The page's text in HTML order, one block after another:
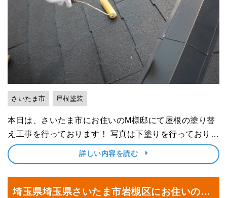
さいたま市 屋根塗装
本日は、さいたま市にお住いのM様邸にて屋根の塗り替
え工事を行っております！ 写真は下塗りを行っており、
シーラーを塗布しております。 シーラーは、屋根材など
の塗装面に一番最初に塗るもので、その後に塗る中・上
塗りと塗装面の密着性を高める役割があります。 ･･･
詳しい内容を読む
埼玉県埼玉県さいたま市岩槻区にお住いのW